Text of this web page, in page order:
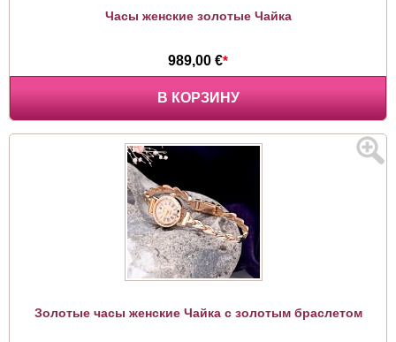
Часы женские золотые Чайка
989,00 €*
В КОРЗИНУ
Золотые часы женские Чайка с золотым браслетом